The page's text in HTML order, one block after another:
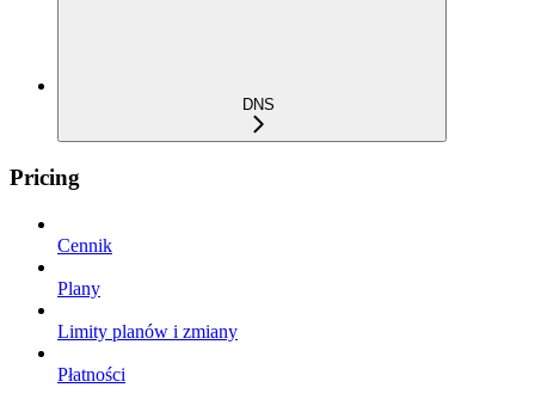
DNS
Pricing
Cennik
Plany
Limity planów i zmiany
Płatności